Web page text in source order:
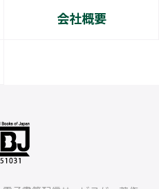
会社概要